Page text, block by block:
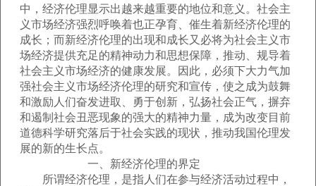
中，经济伦理显示出越来越重要的地位和意义。社会主
义市场经济强烈呼唤着也正孕育、催生着新经济伦理的
成长；而新经济伦理的出现和成长又必将为社会主义市
场经济提供充足的精神动力和思想保障，推动、规导着
社会主义市场经济的健康发展。因此，必须下大力气加
强社会主义市场经济伦理的研究和宣传，使之成为鼓舞
和激励人们奋发进取、勇于创新，弘扬社会正气，摒弃
和遏制社会丑恶现象的强大的精神力量，成为改变目前
道德科学研究落后于社会实践的现状，推动我国伦理发
展的新的生长点。
一、新经济伦理的界定
所谓经济伦理，是指人们在参与经济活动过程中，